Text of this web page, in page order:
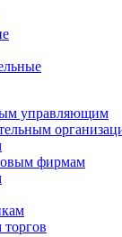
управляющим
фирмам